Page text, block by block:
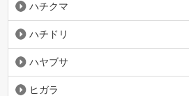
ハチクマ
ハチドリ
ハヤブサ
ヒガラ